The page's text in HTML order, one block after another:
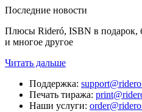
Последние новости
Плюсы Rideró, ISBN в подарок,
и многое другое
Читать дальше
Поддержка:
Печать тиража:
Наши услуги: